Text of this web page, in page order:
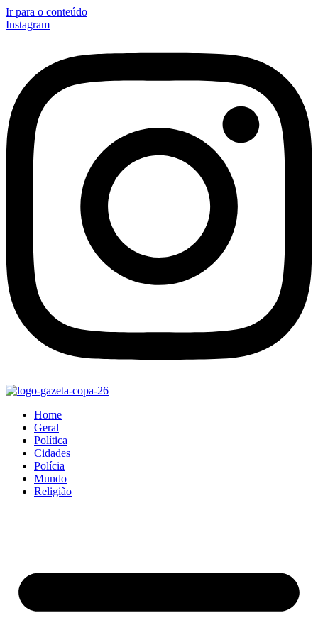
Ir para o conteúdo
Instagram
Home
Geral
Política
Cidades
Polícia
Mundo
Religião